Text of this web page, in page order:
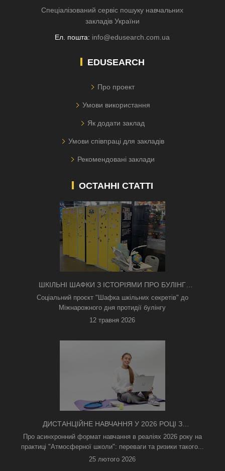
Спеціалізований сервіс пошуку навчальних
закладів України
Ел. пошта: info@edusearch.com.ua
EDUSEARCH
Про проект
Умови використання
Як додати заклад
Умови співпраці для закладів
Рекомендовані заклади
ОСТАННІ СТАТТІ
ШКІЛЬНІ ШАФКИ З ІСТОРІЯМИ ПРО БУЛІНГ
З'ЯВИЛИСЯ В КИЄВІ
Соціальний проєкт "Шафка шкільних секретів" до
Міжнарожного дня протидії булінгу
12 травня 2026
ДИСТАНЦІЙНЕ НАВЧАННЯ У 2026 РОЦІ З
ТРИВОГАМИ ТА БЕЗ СВІТЛА: ЯК АСИНХРОННИЙ
ФОРМАТ РЯТУЄ ОСВІТНІЙ ПРОЦЕС
Про асинхронний формат навчання в реаліях 2026 року на
практиці "Атмосферної школи": переваги та ризики такого...
25 лютого 2026